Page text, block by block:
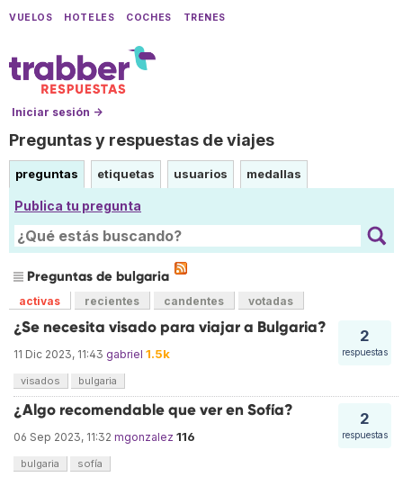
VUELOS HOTELES COCHES TRENES
Iniciar sesión →
Preguntas y respuestas de viajes
preguntas etiquetas usuarios medallas
Publica tu pregunta
Preguntas de bulgaria
activas recientes candentes votadas
2
respuestas
¿Se necesita visado para viajar a Bulgaria?
11 Dic 2023, 11:43 gabriel 1.5k
visados bulgaria
2
respuestas
¿Algo recomendable que ver en Sofía?
06 Sep 2023, 11:32 mgonzalez 116
bulgaria sofía